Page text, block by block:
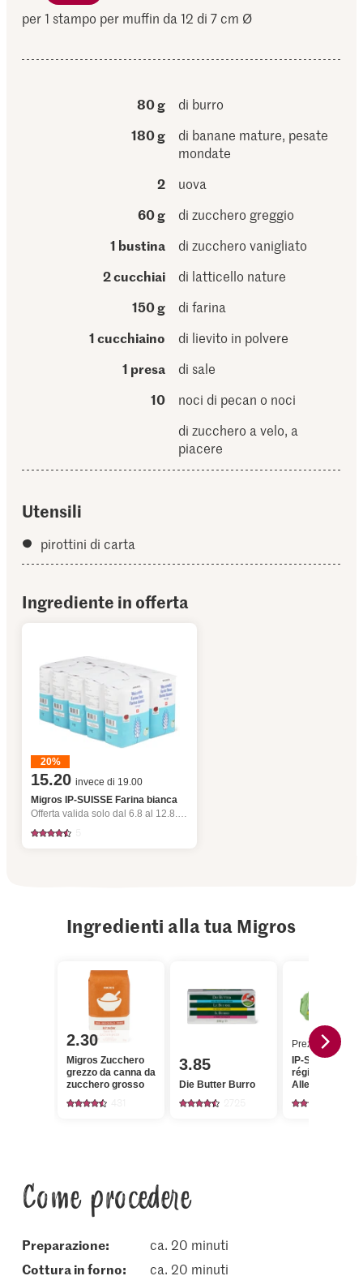
per 1 stampo per muffin da 12 di 7 cm Ø
80 g
di burro
180 g
di banane mature, pesate
mondate
2
uova
60 g
di zucchero greggio
1 bustina
di zucchero vanigliato
2 cucchiai
di latticello nature
150 g
di farina
1 cucchiaino
di lievito in polvere
1 presa
di sale
10
noci di pecan o noci
di zucchero a velo, a
piacere
Utensili
pirottini di carta
Ingrediente in offerta
20%
15.20 invece di 19.00
Migros IP-SUISSE Farina bianca
Offerta valida solo dal 6.8 al 12.8.2026, fino a esaurimento dello stock.
Ingredienti alla tua Migros
2.30
Migros Zucchero
grezzo da canna da
zucchero grosso
3.85
Die Butter Burro
Prezzo del
IP-SUISSE De
région Uova
Allevamento
all'aperto
Come procedere
Preparazione:
ca. 20 minuti
cottura in forno:
ca. 20 minuti